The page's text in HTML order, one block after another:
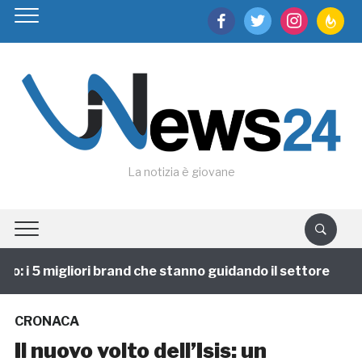
facebooktwitter instagram
La notizia è giovane
i 5 migliori brand che stanno guidando il settore
CRONACA
Il nuovo volto dell’Isis: un